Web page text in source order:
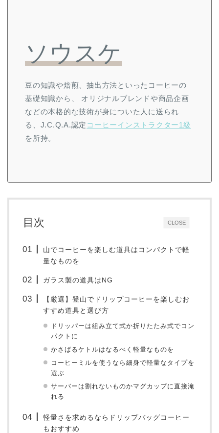
ソウスケ
豆の知識や焙煎、抽出方法といったコーヒーの
基礎知識から、 オリジナルブレンドや商品企画
などの本格的な技術が身についた人に送られ
る、J.C.Q.A.認定 コーヒーインストラクター1級
を所持。
CLOSE
目次
山でコーヒーを楽しむ道具はコンパクトで軽
量なものを
ガラス製の道具はNG
【厳選】登山でドリップコーヒーを楽しむお
すすめ道具と選び方
ドリッパーは組み立て式か折りたたみ式でコン
パクトに
かさばるケトルはなるべく軽量なものを
コーヒーミルを使うなら細身で軽量なタイプを
選ぶ
サーバーは割れないものかマグカップに直接淹
れる
軽量さを求めるならドリップバッグコーヒー
もおすすめ